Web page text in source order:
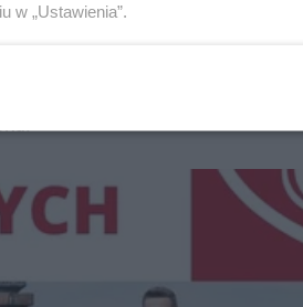
w godzinach od 9 do 16.​
w „Ustawienia”.